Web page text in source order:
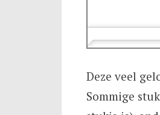
Deze veel
Sommige